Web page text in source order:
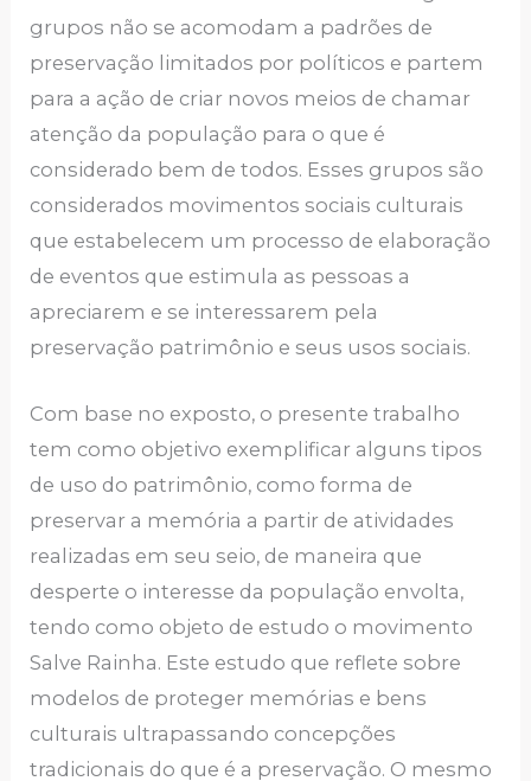
grupos não se acomodam a padrões de
preservação limitados por políticos e partem
para a ação de criar novos meios de chamar
atenção da população para o que é
considerado bem de todos. Esses grupos são
considerados movimentos sociais culturais
que estabelecem um processo de elaboração
de eventos que estimula as pessoas a
apreciarem e se interessarem pela
preservação patrimônio e seus usos sociais.
Com base no exposto, o presente trabalho
tem como objetivo exemplificar alguns tipos
de uso do patrimônio, como forma de
preservar a memória a partir de atividades
realizadas em seu seio, de maneira que
desperte o interesse da população envolta,
tendo como objeto de estudo o movimento
Salve Rainha. Este estudo que reflete sobre
modelos de proteger memórias e bens
culturais ultrapassando concepções
tradicionais do que é a preservação. O mesmo